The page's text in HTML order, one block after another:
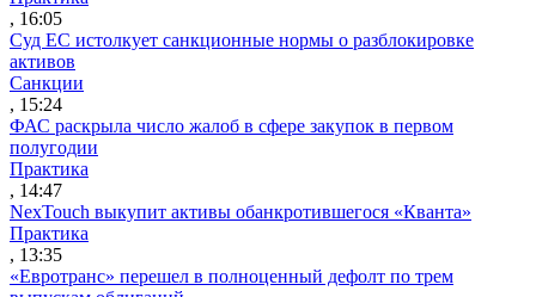
, 16:05
Суд ЕС истолкует санкционные нормы о разблокировке
активов
Санкции
, 15:24
ФАС раскрыла число жалоб в сфере закупок в первом
полугодии
Практика
, 14:47
NexTouch выкупит активы обанкротившегося «Кванта»
Практика
, 13:35
«Евротранс» перешел в полноценный дефолт по трем